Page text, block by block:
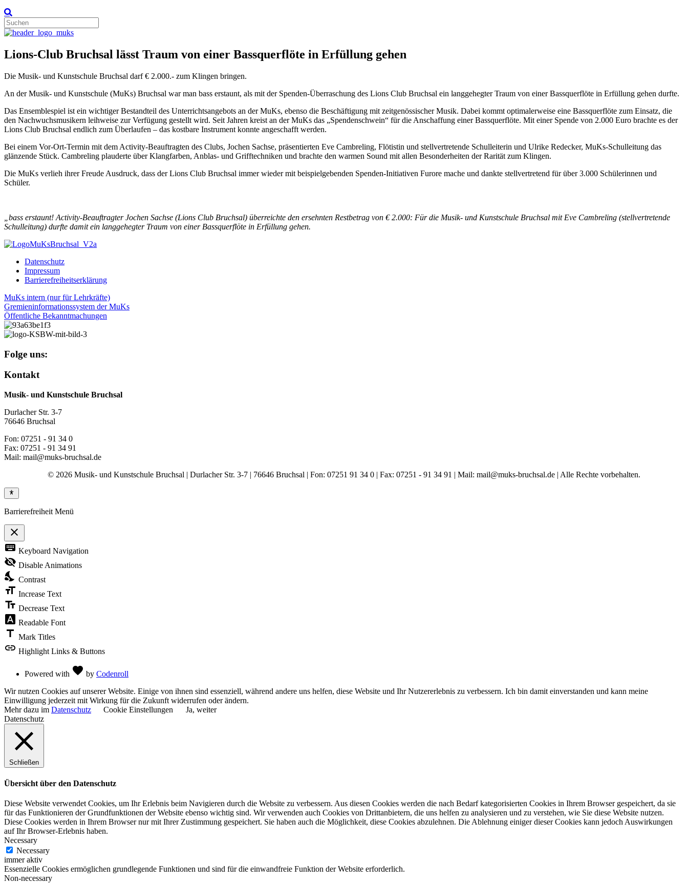
Lions-Club Bruchsal lässt Traum von einer Bassquerflöte in Erfüllung gehen
Die Musik- und Kunstschule Bruchsal darf € 2.000.- zum Klingen bringen.
An der Musik- und Kunstschule (MuKs) Bruchsal war man bass erstaunt, als mit der Spenden-Überraschung des Lions Club Bruchsal ein langgehegter Traum von einer Bassquerflöte in Erfüllung gehen durfte.
Das Ensemblespiel ist ein wichtiger Bestandteil des Unterrichtsangebots an der MuKs, ebenso die Beschäftigung mit zeitgenössischer Musik. Dabei kommt optimalerweise eine Bassquerflöte zum Einsatz, die
den Nachwuchsmusikern leihweise zur Verfügung gestellt wird. Seit Jahren kreist an der MuKs das „Spendenschwein“ für die Anschaffung einer Bassquerflöte. Mit einer Spende von 2.000 Euro brachte es der
Lions Club Bruchsal endlich zum Überlaufen – das kostbare Instrument konnte angeschafft werden.
Bei einem Vor-Ort-Termin mit dem Activity-Beauftragten des Clubs, Jochen Sachse, präsentierten Eve Cambreling, Flötistin und stellvertretende Schulleiterin und Ulrike Redecker, MuKs-Schulleitung das
glänzende Stück. Cambreling plauderte über Klangfarben, Anblas- und Grifftechniken und brachte den warmen Sound mit allen Besonderheiten der Rarität zum Klingen.
Die MuKs verlieh ihrer Freude Ausdruck, dass der Lions Club Bruchsal immer wieder mit beispielgebenden Spenden-Initiativen Furore mache und dankte stellvertretend für über 3.000 Schülerinnen und
Schüler.
„bass erstaunt! Activity-Beauftragter Jochen Sachse (Lions Club Bruchsal) überreichte den ersehnten Restbetrag von € 2.000: Für die Musik- und Kunstschule Bruchsal mit Eve Cambreling (stellvertretende
Schulleitung) durfte damit ein langgehegter Traum von einer Bassquerflöte in Erfüllung gehen.
Datenschutz
Impressum
Barrierefreiheitserklärung
MuKs intern (nur für Lehrkräfte)
Gremieninformationssystem der MuKs
Öffentliche Bekanntmachungen
Folge uns:
Kontakt
Musik- und Kunstschule Bruchsal
Durlacher Str. 3-7
76646 Bruchsal
Fon: 07251 - 91 34 0
Fax: 07251 - 91 34 91
Mail: mail@muks-bruchsal.de
© 2026 Musik- und Kunstschule Bruchsal | Durlacher Str. 3-7 | 76646 Bruchsal | Fon: 07251 91 34 0 | Fax: 07251 - 91 34 91 | Mail: mail@muks-bruchsal.de | Alle Rechte vorbehalten.
Barrierefreiheit Menü
close
Toggle
the
visibility
of
Accessibility
Toolbar
keyboard Keyboard Navigation
visibility_off Disable Animations
nights_stay Contrast
format_size Increase Text
text_fields Decrease Text
font_download Readable Font
title Mark Titles
link Highlight Links & Buttons
Powered with favorite by Codenroll
Wir nutzen Cookies auf unserer Website. Einige von ihnen sind essenziell, während andere uns helfen, diese Website und Ihr Nutzererlebnis zu verbessern. Ich bin damit einverstanden und kann meine
Einwilligung jederzeit mit Wirkung für die Zukunft widerrufen oder ändern.
Mehr dazu im Datenschutz Cookie Einstellungen
Ja, weiter
Datenschutz
Schließen
Übersicht über den Datenschutz
Diese Website verwendet Cookies, um Ihr Erlebnis beim Navigieren durch die Website zu verbessern. Aus diesen Cookies werden die nach Bedarf kategorisierten Cookies in Ihrem Browser gespeichert, da sie
für das Funktionieren der Grundfunktionen der Website ebenso wichtig sind. Wir verwenden auch Cookies von Drittanbietern, die uns helfen zu analysieren und zu verstehen, wie Sie diese Website nutzen.
Diese Cookies werden in Ihrem Browser nur mit Ihrer Zustimmung gespeichert. Sie haben auch die Möglichkeit, diese Cookies abzulehnen. Die Ablehnung einiger dieser Cookies kann jedoch Auswirkungen
auf Ihr Browser-Erlebnis haben.
Necessary
Necessary
immer aktiv
Essenzielle Cookies ermöglichen grundlegende Funktionen und sind für die einwandfreie Funktion der Website erforderlich.
Non-necessary